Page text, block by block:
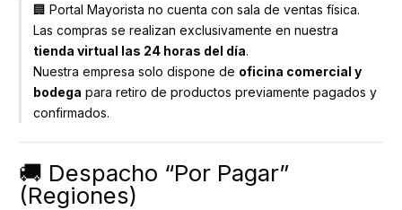
🏢 Portal Mayorista no cuenta con sala de ventas física.
Las compras se realizan exclusivamente en nuestra
tienda virtual las 24 horas del día.
Nuestra empresa solo dispone de oficina comercial y
bodega para retiro de productos previamente pagados y
confirmados.
🚚 Despacho “Por Pagar”
(Regiones)